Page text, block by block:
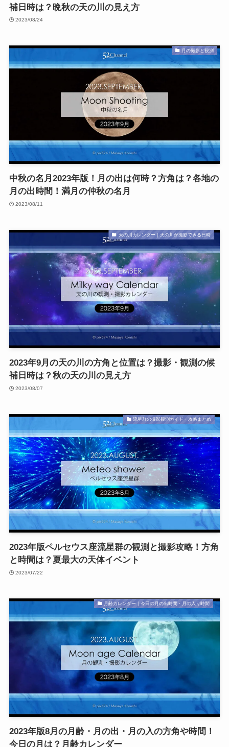
補日時は？晩秋の天の川の見え方
2023/08/24
月の撮影と観測
中秋の名月2023年版！月の出は何時？方角は？各地の
月の出時間！満月の仲秋の名月
2023/08/11
天の川カレンダー｜天の川が撮影できる日時
2023年9月の天の川の方角と位置は？撮影・観測の候
補日時は？秋の天の川の見え方
2023/08/07
流星群の撮影観測ガイド・攻略まとめ
2023年版ペルセウス座流星群の観測と撮影攻略！方角
と時間は？夏最大の天体イベント
2023/07/22
月齢カレンダー｜今日の月の出時間・月の入り時間
2023年版8月の月齢・月の出・月の入の方角や時間！
今日の月は？月齢カレンダー